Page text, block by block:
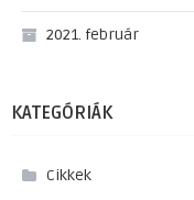
2021. február
KATEGÓRIÁK
Cikkek